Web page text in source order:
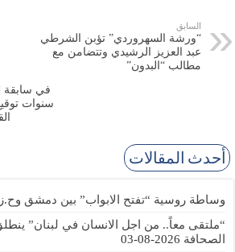
السابق
“ورشة السهروردي” تؤبن الشرطي
عبد العزيز الرشيدي وتتضامن مع
مطالب “البدون”
في سابقة
سنوات
أحدث المقالات
وساطة روسية “تفتح الابواب” بين دمشق
“ملتقى معاً.. من اجل الانسان في لبنان”
الصحافة 2026-08-03